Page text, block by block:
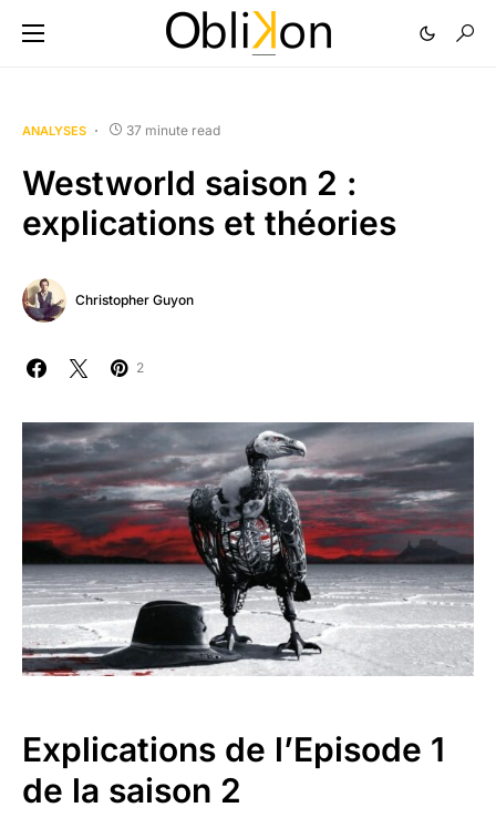
ANALYSES 37 minute read
Westworld saison 2 :
explications et théories
Christopher Guyon
2
Explications de l’Episode 1
de la saison 2